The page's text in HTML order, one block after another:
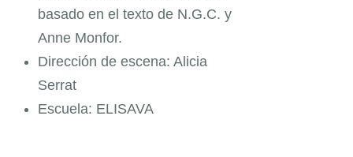
basado en el texto de N.G.C. y
Anne Monfor.
Dirección de escena: Alicia
Serrat
Escuela: ELISAVA